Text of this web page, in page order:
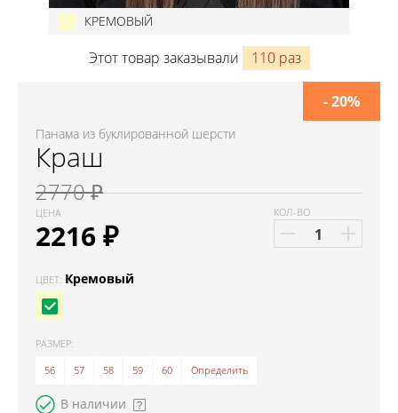
КРЕМОВЫЙ
Этот товар заказывали 110 раз
Панама из буклированной шерсти
Краш
2770 ₽
ЦЕНА
2216₽
- 20%
КОЛ-ВО
ЦВЕТ: Кремовый
РАЗМЕР:
56
57 58 59 60 Определить
В наличии